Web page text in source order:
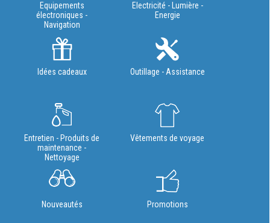
Equipements
électroniques -
Navigation
Electricité - Lumière -
Energie
Idées cadeaux Outillage - Assistance
Entretien - Produits de
maintenance -
Nettoyage
Vêtements de voyage
Nouveautés Promotions